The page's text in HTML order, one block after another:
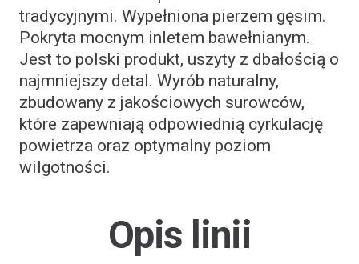
tradycyjnymi. Wypełniona pierzem gęsim.
Pokryta mocnym inletem bawełnianym.
Jest to polski produkt, uszyty z dbałością o
najmniejszy detal. Wyrób naturalny,
zbudowany z jakościowych surowców,
które zapewniają odpowiednią cyrkulację
powietrza oraz optymalny poziom
wilgotności.
Opis linii